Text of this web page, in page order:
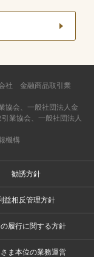
社 金融商品取引業
協会、一般社団法人金
業協会、一般社団法人
機構
勧誘方針
益相反管理方針
履行に関する方針
ま本位の業務運営